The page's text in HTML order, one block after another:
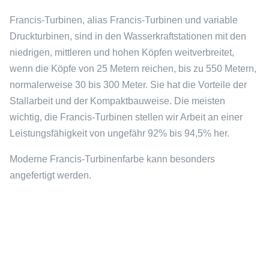
Francis-Turbinen, alias Francis-Turbinen und variable
Druckturbinen, sind in den Wasserkraftstationen mit den
niedrigen, mittleren und hohen Köpfen weitverbreitet,
wenn die Köpfe von 25 Metern reichen, bis zu 550 Metern,
normalerweise 30 bis 300 Meter. Sie hat die Vorteile der
Stallarbeit und der Kompaktbauweise. Die meisten
wichtig, die Francis-Turbinen stellen wir Arbeit an einer
Leistungsfähigkeit von ungefähr 92% bis 94,5% her.
Moderne Francis-Turbinenfarbe kann besonders
angefertigt werden.